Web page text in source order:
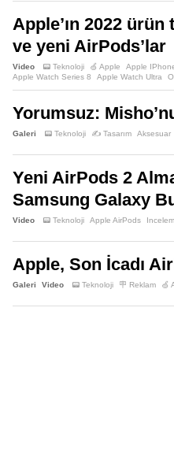
Apple’ın 2022
ve yeni AirPods’lar
Video 📟 Teknoloji 🍏 Apple Apple
Apple Watch Series 8
Apple Watch Ultra
Yorumsuz:
Galeri 📟 Teknoloji ✍️ Tasarım Aksesuar
Yeni AirPods 2
Samsung Galaxy
Video 📟 Teknoloji Apple AirPods
Apple, Son İcadı
Galeri Video 📟 Teknoloji 🪧 Reklam 🍏